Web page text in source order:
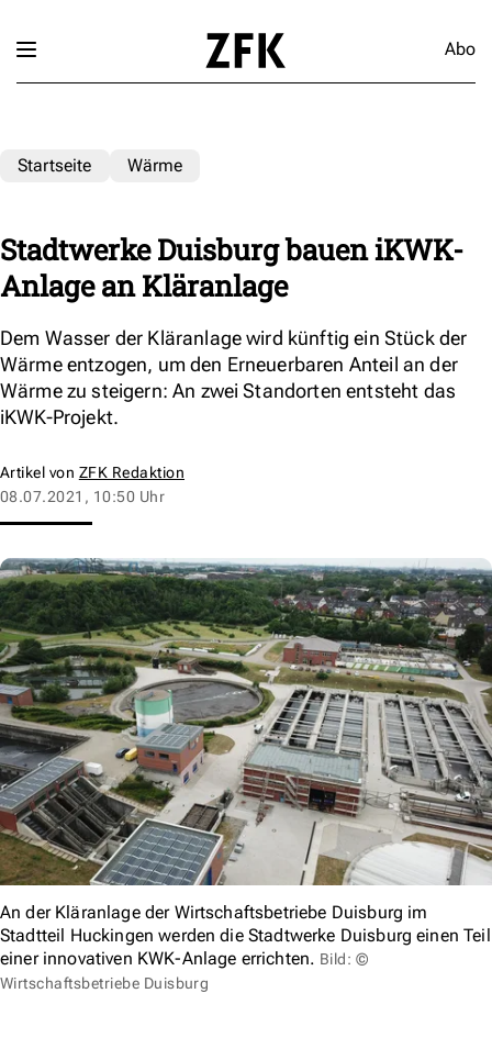
Abo
Startseite Wärme
Stadtwerke Duisburg bauen iKWK-
Anlage an Kläranlage
Dem Wasser der Kläranlage wird künftig ein Stück der
Wärme entzogen, um den Erneuerbaren Anteil an der
Wärme zu steigern: An zwei Standorten entsteht das
iKWK-Projekt.
Artikel von ZFK Redaktion
08.07.2021, 10:50 Uhr
An der Kläranlage der Wirtschaftsbetriebe Duisburg im
Stadtteil Huckingen werden die Stadtwerke Duisburg einen Teil
einer innovativen KWK-Anlage errichten. Bild: ©
Wirtschaftsbetriebe Duisburg